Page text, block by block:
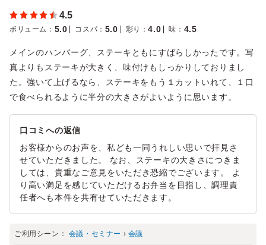
4.5
ボリューム ： 5.0 コスパ ： 5.0 彩り ：4.0 味 ： 4.5
メインのハンバーグ、ステーキともにすばらしかったです。写
真よりもステーキが大きく、味付けもしっかりしておりまし
た。強いて上げるなら、ステーキをもう１カットいれて、１口
で食べられるように半分の大きさがよいように思います。
口コミへの返信
お客様からのお声を、私ども一同うれしい思いで拝見さ
せていただきました。 なお、ステーキの大きさにつきま
しては、貴重なご意見をいただき恐縮でございます。 よ
り高い満足を感じていただけるお弁当を目指し、調理責
任者へも本件を共有せていただきます。
ご利用シーン： 会議・セミナー › 会議